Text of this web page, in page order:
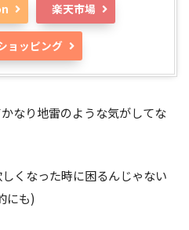
楽天市場
ョッピング
なり地雷のような気がしてな
くなった時に困るんじゃない
にも)